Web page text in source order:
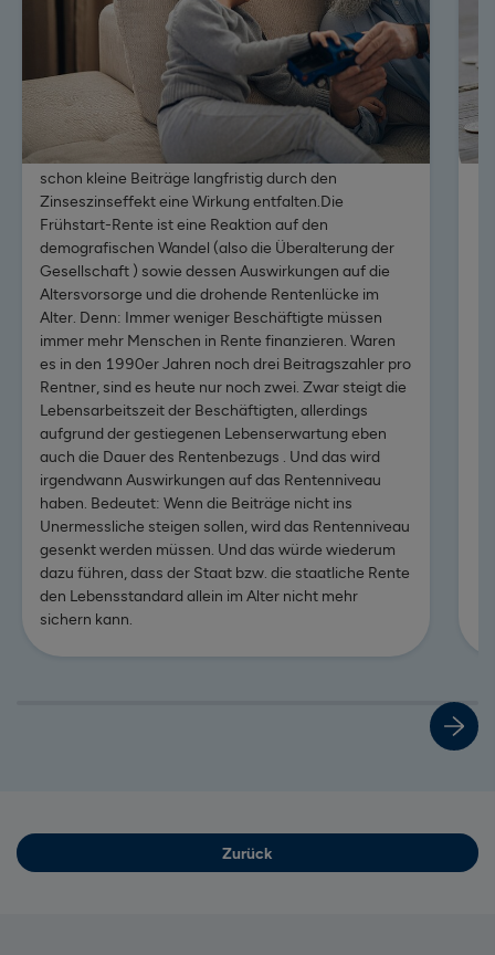
als ein Baustein einer Rentenreform beschlossen und
soll jungen Menschen dabei helfen, schon frühzeitig
selbst etwas beizusteuern und so eine
Altersvorsorge aufzubauen. Mithilfe dieser
staatlichen Förderung will man also den Einstieg in
die private Vorsorge erleichtern und junge Menschen
an den Kapitalmarkt heranführen: Schließlich können
schon kleine Beiträge langfristig durch den
Zinseszinseffekt eine Wirkung entfalten.Die
Frühstart-Rente ist eine Reaktion auf den
demografischen Wandel (also die Überalterung der
Gesellschaft ) sowie dessen Auswirkungen auf die
Altersvorsorge und die drohende Rentenlücke im
Alter. Denn: Immer weniger Beschäftigte müssen
immer mehr Menschen in Rente finanzieren. Waren
es in den 1990er Jahren noch drei Beitragszahler pro
Rentner, sind es heute nur noch zwei. Zwar steigt die
Lebensarbeitszeit der Beschäftigten, allerdings
aufgrund der gestiegenen Lebenserwartung eben
auch die Dauer des Rentenbezugs . Und das wird
irgendwann Auswirkungen auf das Rentenniveau
haben. Bedeutet: Wenn die Beiträge nicht ins
Unermessliche steigen sollen, wird das Rentenniveau
gesenkt werden müssen. Und das würde wiederum
dazu führen, dass der Staat bzw. die staatliche Rente
den Lebensstandard allein im Alter nicht mehr
sichern kann.
Zurück